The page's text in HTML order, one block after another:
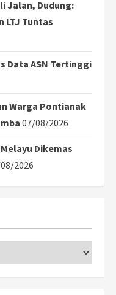
Jalan, Dudung:
LTJ Tuntas
Data ASN Tertinggi
Warga Pontianak
07/08/2026
Dikemas
2026